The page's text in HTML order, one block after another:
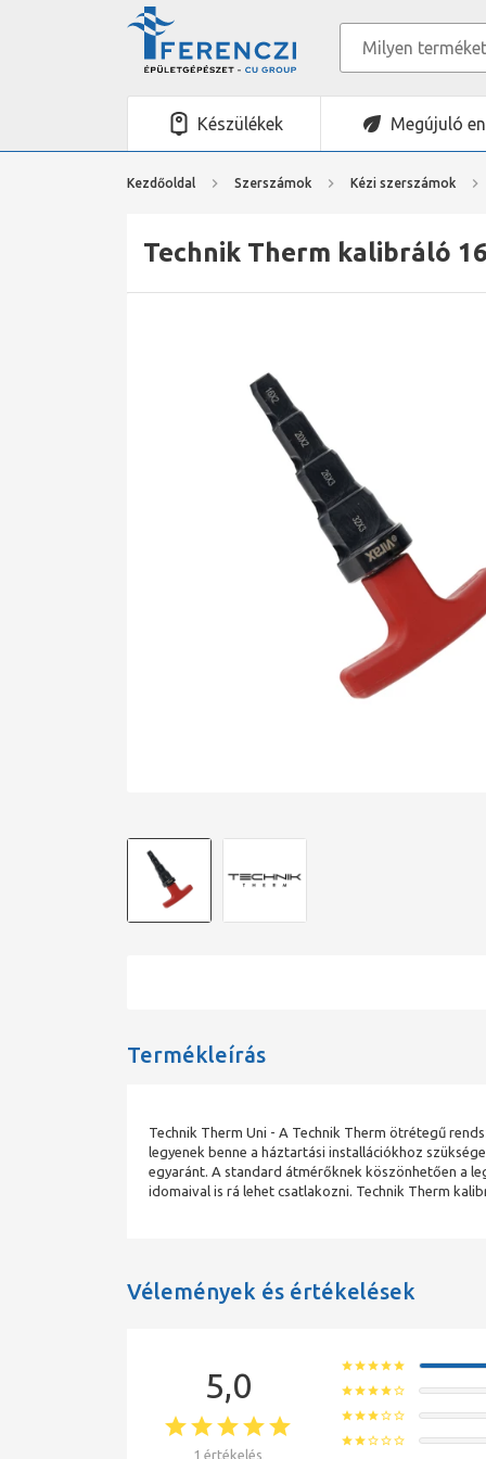
Készülékek Megújuló
Kezdőoldal Szerszámok Kézi szerszámok
Technik Therm kalibráló
Termékleírás
Technik Therm Uni - A Technik Therm ötrétegű
legyenek benne a háztartási installációkhoz
egyaránt. A standard átmérőknek köszönhetően a
idomaival is rá lehet csatlakozni. Technik Therm
Vélemények és értékelések
5,0
1 értékelés
starstarstarstarstar
starstarstarstarstar_border
starstarstarstar_borderstar_border
starstarstar_borderstar_borderstar_border